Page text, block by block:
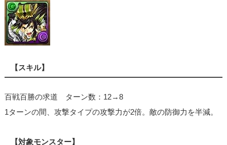
【スキル】
百戦百勝の求道 ターン数：12→8
1ターンの間、攻撃タイプの攻撃力が2倍。敵の防御力を半減。
【対象モンスター】